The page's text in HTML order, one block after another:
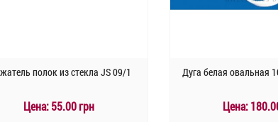
полок из стекла JS 09/1
Цена:55.00 грн
Дуга белая овальная
Цена: